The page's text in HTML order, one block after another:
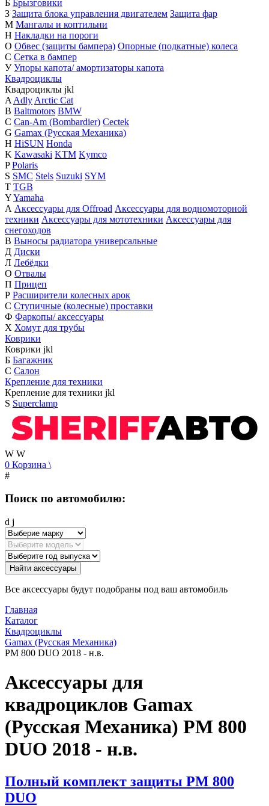
Б Брызговики
З Защита блока управления двигателем Защита фар
М Мангалы и коптильни
Н Накладки на пороги
О Обвес (защиты бампера) Опорные (подкатные) колеса
С Сетка в бампер
У Упоры капота/ амортизаторы капота
Квадроциклы
Квадроциклы jkl
A Adly Arctic Cat
B Baltmotors BMW
C Can-Am (Bombardier) Cectek
G Gamax (Русская Механика)
H HiSUN Honda
K Kawasaki KTM Kymco
P Polaris
S SMC Stels Suzuki SYM
T TGB
YYamaha
А Аксессуары для Offroad Аксессуары для водномоторной
техники Аксессуары для мототехники Аксессуары для
снегоходов
В Выносы радиатора универсальные
Д Диски
Л Лебёдки
О Отвалы
П Прицеп
Р Расширители колесных арок
С Ступичные (колесные) проставки
Ф Фаркопы/ аксессуары
Х Хомут для трубы
Коврики
Коврики jkl
Б Багажник
С Салон
Крепление для техники
Крепление для техники jkl
S Superclamp
W W
0 Корзина \
#
Поиск по автомобилю:
d j
Найти аксессуары
Все аксессуары будут подобраны под ваш автомобиль
Главная
Каталог
Квадроциклы
Gamax (Русская Механика)
PM 800 DUO 2018 - н.в.
Аксессуары для
квадроциклов Gamax
(Русская Механика) PM 800
DUO 2018 - н.в.
Полный комплект защиты РМ 800
DUO